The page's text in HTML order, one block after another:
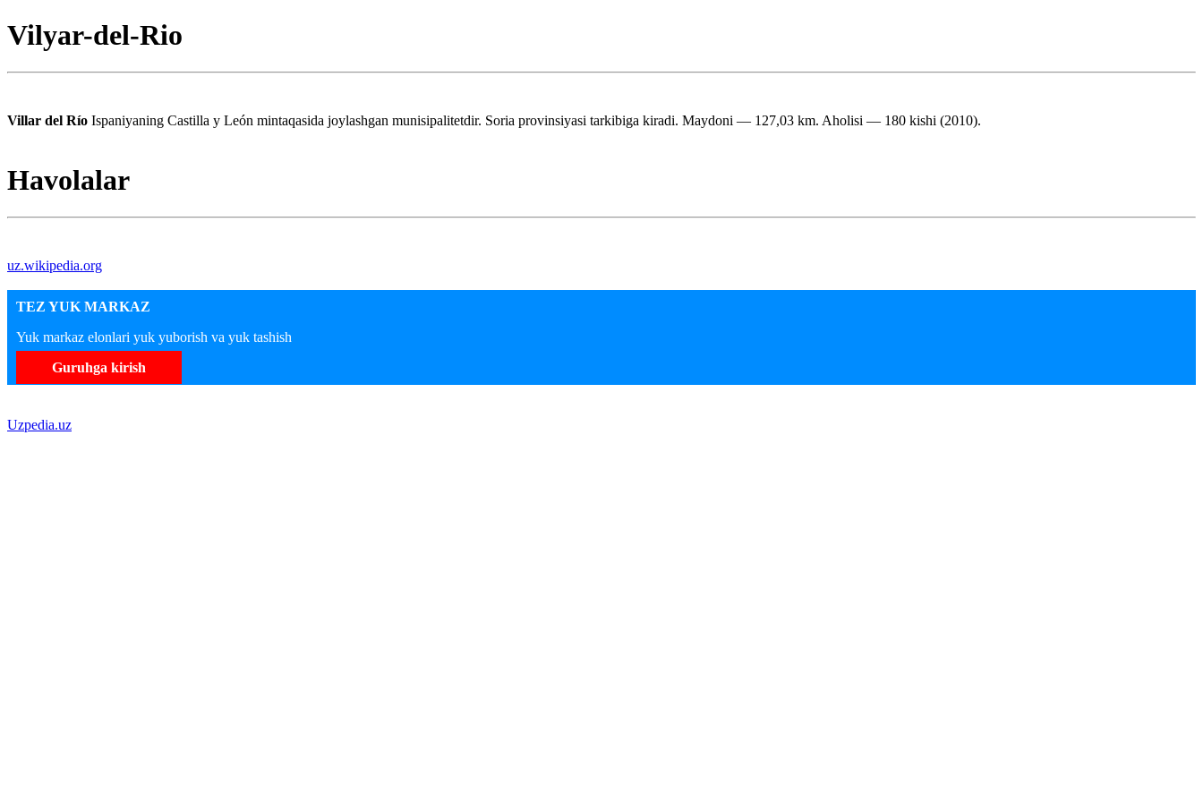
Vilyar-del-Rio
Villar del Río Ispaniyaning Castilla y León mintaqasida joylashgan munisipalitetdir. Soria provinsiyasi tarkibiga kiradi. Maydoni — 127,03 km. Aholisi — 180 kishi (2010).
Havolalar
uz.wikipedia.org
TEZ YUK MARKAZ
Yuk markaz elonlari yuk yuborish va yuk tashish
Guruhga kirish
Uzpedia.uz